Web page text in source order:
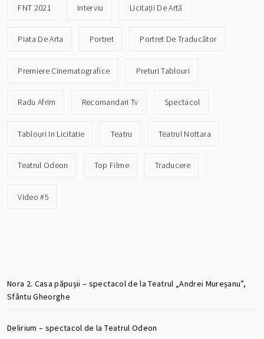
FNT 2021 Interviu Licitații De Artă
Piata De Arta Portret Portret De Traducător
Premiere Cinematografice Preturi Tablouri
Radu Afrim Recomandari Tv Spectacol
Tablouri In Licitatie Teatru Teatrul Nottara
Teatrul Odeon Top Filme Traducere
Video #5
Nora 2. Casa păpușii – spectacol de la Teatrul „Andrei Mureșanu”,
Sfântu Gheorghe
Delirium – spectacol de la Teatrul Odeon